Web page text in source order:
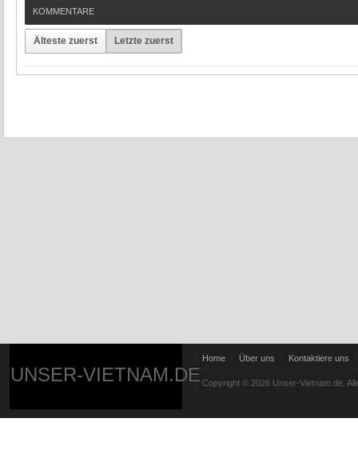
KOMMENTARE
Älteste zuerst Letzte zuerst
UNSER-VIETNAM.DE
Home Über uns Kontaktiere uns
Copyright © 2026 Unser-Vietnam.de.